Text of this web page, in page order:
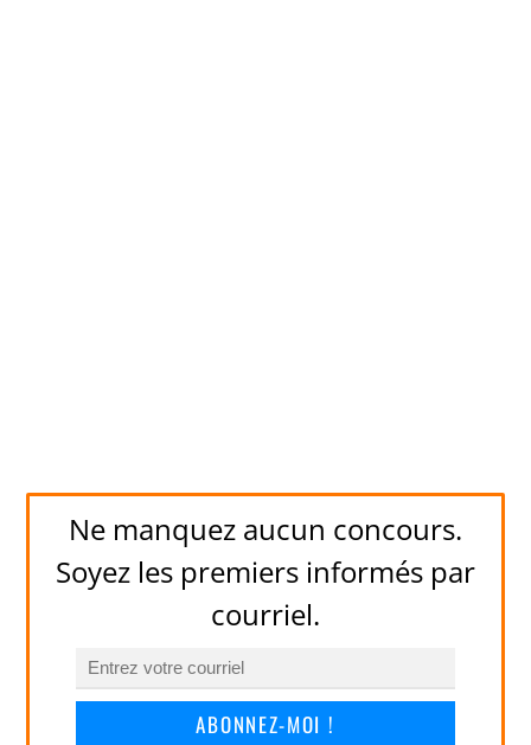
Ne manquez aucun concours.
Soyez les premiers informés par
courriel.
ABONNEZ-MOI !